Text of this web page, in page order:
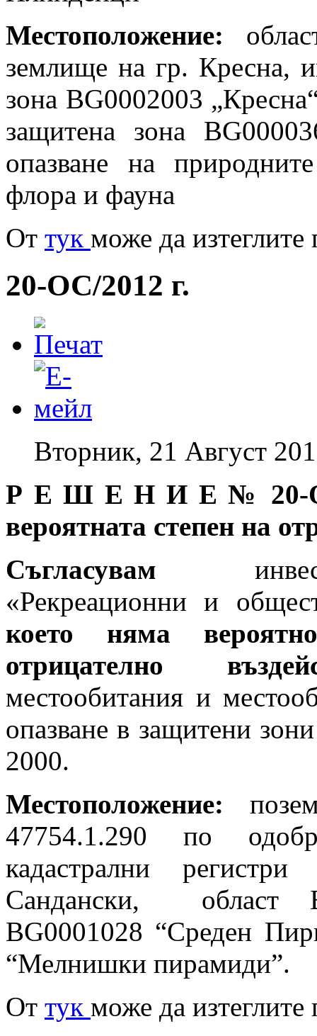
Местоположение:
землище на гр. Кресна,
зона BG0002003
защитена зона
опазване на
флора и фауна
Oт тук може да
20-ОС/2012 г.
Вторник, 21 Август
Р Е Ш Е Н И Е № 20-ОС/
вероятната степен на
Съгласувам
«Рекреационни и
което
няма
отрицателно
местообитания и
опазване в защитени
2000.
Местоположение:
47754.1.290 по
кадастрални
Сандански, област
BG0001028 “Среден
“Мелнишки пирамиди”.
Oт тук може да